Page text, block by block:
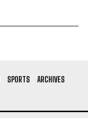
SPORTS
ARCHIVES